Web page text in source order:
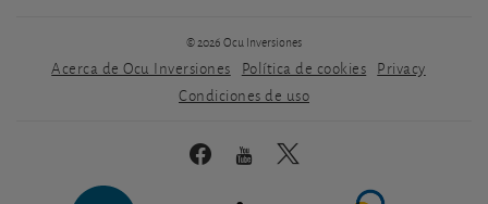
© 2026 Ocu Inversiones
Acerca de Ocu Inversiones Política de cookies Privacy
Condiciones de uso